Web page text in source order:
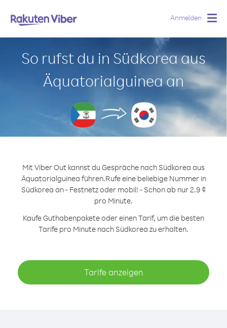
Anmelden
So rufst du in Südkorea aus
Äquatorialguinea an
Mit Viber Out kannst du Gespräche nach Südkorea aus
Äquatorialguinea führen.Rufe eine beliebige Nummer in
Südkorea an - Festnetz oder mobil! - Schon ab nur 2.9 ¢
pro Minute.
Kaufe Guthabenpakete oder einen Tarif, um die besten
Tarife pro Minute nach Südkorea zu erhalten.
Tarife anzeigen